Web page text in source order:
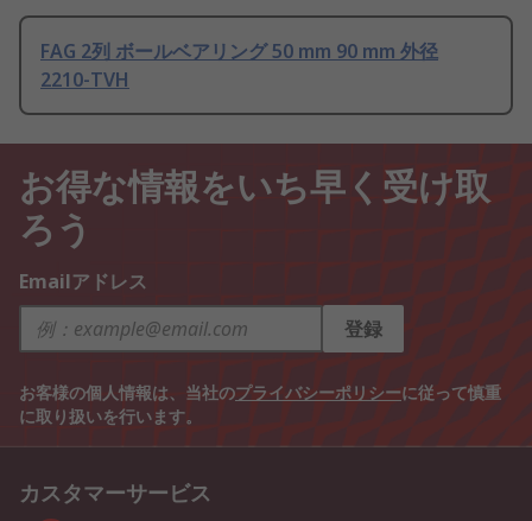
FAG 2列 ボールベアリング 50 mm 90 mm 外径
2210-TVH
お得な情報をいち早く受け取
ろう
Emailアドレス
登録
お客様の個人情報は、当社のプライバシーポリシーに従って慎重
に取り扱いを行います。
カスタマーサービス